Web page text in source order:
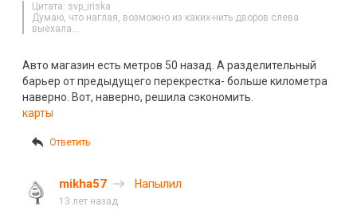
Цитата: svp_iriska
Думаю, что наглая, возможно из каких-нить дворов слева
выехала…
Авто магазин есть метров 50 назад. А разделительный
барьер от предыдущего перекрестка- больше километра
наверно. Вот, наверно, решила сэкономить.
карты
Ответить
mikha57 Напылил
13 лет назад